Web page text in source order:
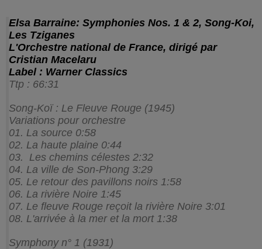
Elsa Barraine: Symphonies Nos. 1 & 2, Song-Koi,
Les Tziganes
L'Orchestre national de France, dirigé par
Cristian Macelaru
Label :‎ Warner Classics
Ttp : 66:31
Song-Koï : Le Fleuve Rouge (1945)
Variations pour orchestre
01. La source 0:58
02. La haute plaine 0:44
03. Les chemins célestes 2:32
04. La ville de Son-Phong 3:29
05. Le retour des pavillons noirs 1:58
06. La rivière Noire 1:45
07. Le fleuve Rouge reçoit la rivière Noire 3:01
08. L'arrivée à la mer et la mort 1:38
Symphony n° 1 (1931)